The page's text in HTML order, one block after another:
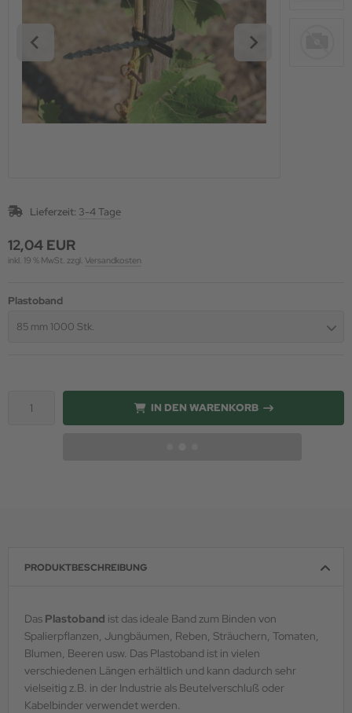
Lieferzeit: 3-4 Tage
12,04 EUR
inkl. 19 % MwSt. zzgl. Versandkosten
Plastoband
85 mm 1000 Stk.
IN DEN WARENKORB
PRODUKTBESCHREIBUNG
Das Plastoband ist das ideale Band zum Binden von
Spalierpflanzen, Jungbäumen, Reben, Sträuchern, Tomaten,
Blumen, Beeren usw. Das Plastoband ist in vielen
verschiedenen Längen erhältlich und kann dadurch sehr
vielseitig z.B. in der Industrie als Beutelverschluß oder
Kabelbinder verwendet werden.